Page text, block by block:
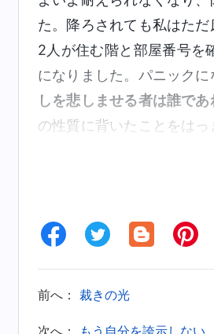
た。降ろされても私はた
2人が住む階と部屋番号を
になりました。パニック
しを悲しませる者は誰で
の性質に背いたことをは
もしれないのに」。罪悪
なり、信仰の道は行き詰
でした。
その時、予期せぬこ
前へ： 裁きの光
次へ： もう自分を誇示しない